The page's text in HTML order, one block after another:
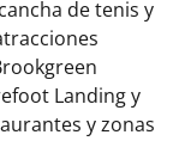
de tenis y
Landing y
y zonas